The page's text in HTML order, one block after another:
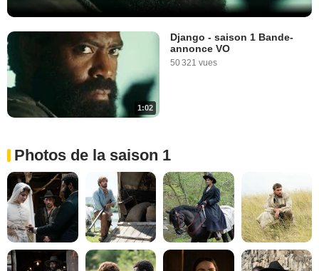
1:02
Django - saison 1 Bande-
annonce VO
50 321 vues
Photos de la saison 1